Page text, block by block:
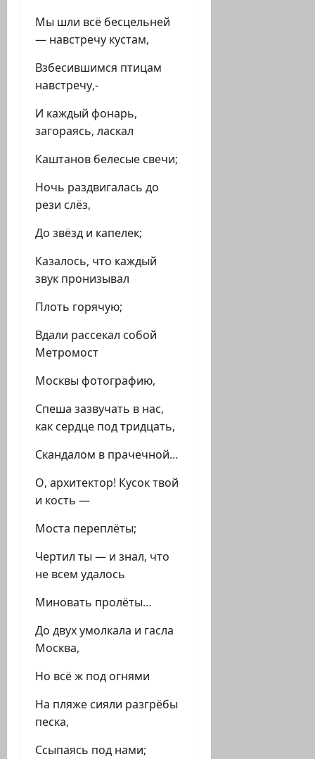
Мы шли всё бесцельней
— навстречу кустам,
Взбесившимся птицам
навстречу,-
И каждый фонарь,
загораясь, ласкал
Каштанов белесые свечи;
Ночь раздвигалась до
рези слёз,
До звёзд и капелек;
Казалось, что каждый
звук пронизывал
Плоть горячую;
Вдали рассекал собой
Метромост
Москвы фотографию,
Спеша зазвучать в нас,
как сердце под тридцать,
Скандалом в прачечной…
О, архитектор! Кусок твой
и кость —
Моста переплёты;
Чертил ты — и знал, что
не всем удалось
Миновать пролёты…
До двух умолкала и гасла
Москва,
Но всё ж под огнями
На пляже сияли разгрёбы
песка,
Ссыпаясь под нами;